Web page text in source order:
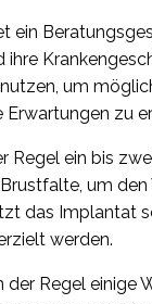
ein
um
zu
Regel ein bis
um
das Implantat
werden.
der Regel einige